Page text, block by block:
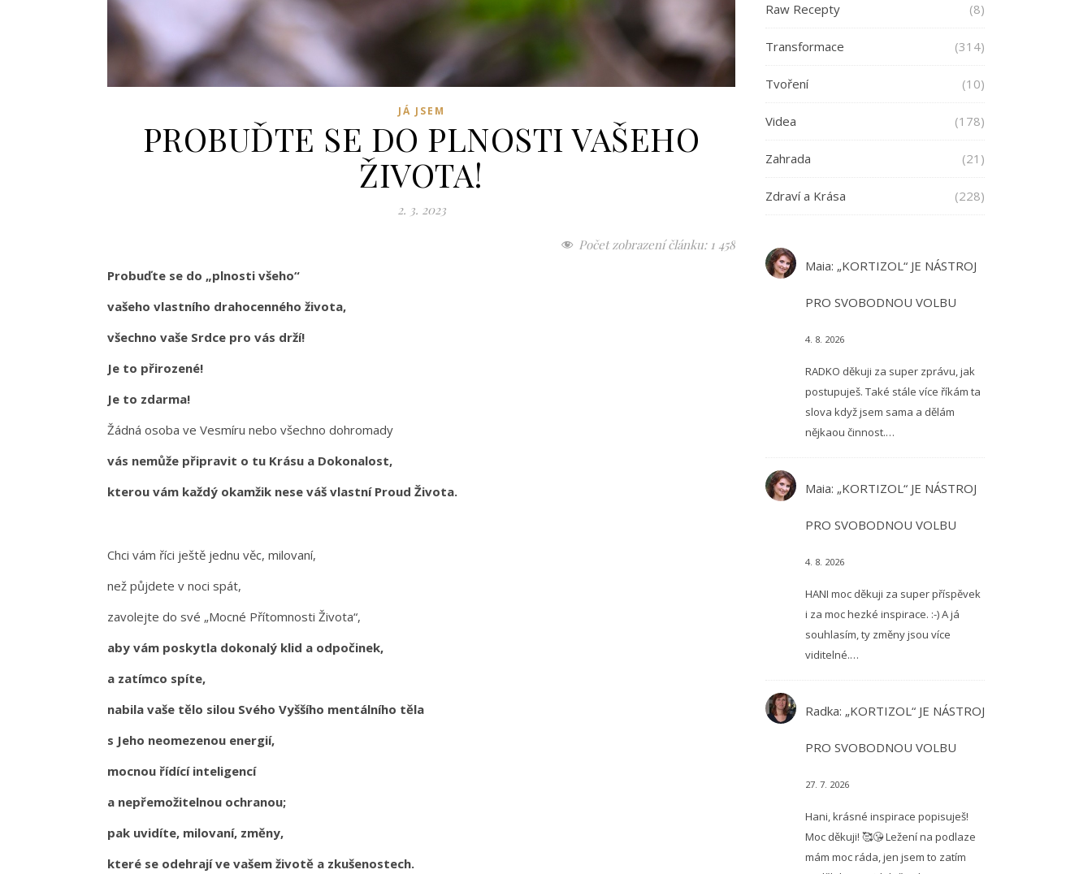
JÁ JSEM
PROBUĎTE SE DO PLNOSTI VAŠEHO
ŽIVOTA!
2. 3. 2023
Počet zobrazení článku: 1 458
Probuďte se do „plnosti všeho“
vašeho vlastního drahocenného života,
všechno vaše Srdce pro vás drží!
Je to přirozené!
Je to zdarma!
Žádná osoba ve Vesmíru nebo všechno dohromady
vás nemůže připravit o tu Krásu a Dokonalost,
kterou vám každý okamžik nese váš vlastní Proud Života.
Chci vám říci ještě jednu věc, milovaní,
než půjdete v noci spát,
zavolejte do své „Mocné Přítomnosti Života“,
aby vám poskytla dokonalý klid a odpočinek,
a zatímco spíte,
nabila vaše tělo silou Svého Vyššího mentálního těla
s Jeho neomezenou energií,
mocnou řídící inteligencí
a nepřemožitelnou ochranou;
pak uvidíte, milovaní, změny,
které se odehrají ve vašem životě a zkušenostech.
Raw Recepty (8)
Transformace (314)
Tvoření (10)
Videa (178)
Zahrada (21)
Zdraví a Krása (228)
Maia: „KORTIZOL“ JE NÁSTROJ
PRO SVOBODNOU VOLBU
4. 8. 2026
RADKO děkuji za super zprávu, jak
postupuješ. Také stále více říkám ta
slova když jsem sama a dělám
nějkaou činnost.…
Maia: „KORTIZOL“ JE NÁSTROJ
PRO SVOBODNOU VOLBU
4. 8. 2026
HANI moc děkuji za super příspěvek
i za moc hezké inspirace. :-) A já
souhlasím, ty změny jsou více
viditelné.…
Radka: „KORTIZOL“ JE NÁSTROJ
PRO SVOBODNOU VOLBU
27. 7. 2026
Hani, krásné inspirace popisuješ!
Moc děkuji! 🥰😘 Ležení na podlaze
mám moc ráda, jen jsem to zatím